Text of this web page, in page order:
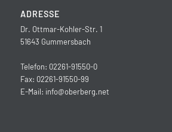
ADRESSE
Dr. Ottmar-Kohler-Str. 1
51643 Gummersbach
Telefon: 02261-91550-0
Fax: 02261-91550-99
E-Mail: info@oberberg.net